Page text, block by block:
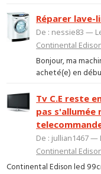
Réparer lave-
De : nessie83 —
Continental
Bonjour, ma
acheté(e) en
Tv C.E reste
pas s'allumée
De : jullian1467 —
Continental
Continental Edison led